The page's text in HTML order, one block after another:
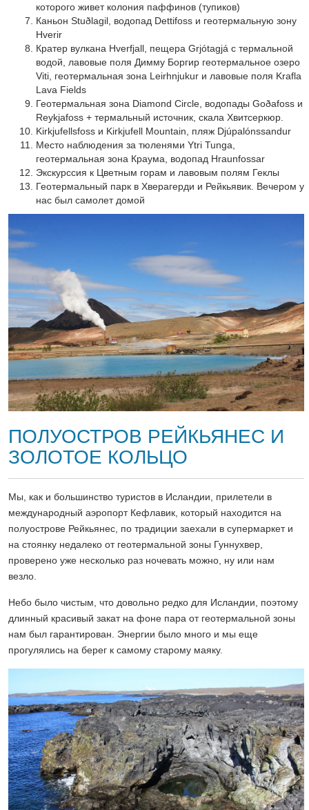
которого живет колония паффинов (тупиков)
Каньон Stuðlagil, водопад Dettifoss и геотермальную зону
Hverir
Кратер вулкана Hverfjall, пещера Grjótagjá с термальной
водой, лавовые поля Димму Боргир геотермальное озеро
Viti, геотермальная зона Leirhnjukur и лавовые поля Krafla
Lava Fields
Геотермальная зона Diamond Circle, водопады Goðafoss и
Reykjafoss + термальный источник, скала Хвитсеркюр.
Kirkjufellsfoss и Kirkjufell Mountain, пляж Djúpalónssandur
Место наблюдения за тюленями Ytri Tunga,
геотермальная зона Краума, водопад Hraunfossar
Экскурссия к Цветным горам и лавовым полям Геклы
Геотермальный парк в Хверагерди и Рейкьявик. Вечером у
нас был самолет домой
ПОЛУОСТРОВ РЕЙКЬЯНЕС И
ЗОЛОТОЕ КОЛЬЦО
Мы, как и большинство туристов в Исландии, прилетели в
международный аэропорт Кефлавик, который находится на
полуострове Рейкьянес, по традиции заехали в супермаркет и
на стоянку недалеко от геотермальной зоны Гуннухвер,
проверено уже несколько раз ночевать можно, ну или нам
везло.
Небо было чистым, что довольно редко для Исландии, поэтому
длинный красивый закат на фоне пара от геотермальной зоны
нам был гарантирован. Энергии было много и мы еще
прогулялись на берег к самому старому маяку.